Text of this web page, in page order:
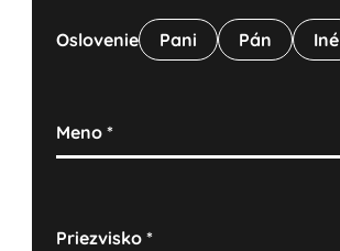
Oslovenie Pani Pán Iné
Meno*
Priezvisko*